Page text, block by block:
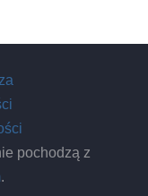
pochodzą z
.